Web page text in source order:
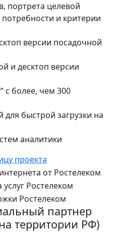
портрета целевой
и критерии
версии посадочной
и десктоп версии
с более, чем 300
быстрой загрузки на
аналитики
проекта
партнер
территории РФ)